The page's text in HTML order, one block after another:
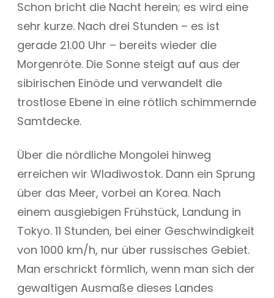
Schon bricht die Nacht herein; es wird eine
sehr kurze. Nach drei Stunden – es ist
gerade 21.00 Uhr – bereits wieder die
Morgenröte. Die Sonne steigt auf aus der
sibirischen Einöde und verwandelt die
trostlose Ebene in eine rötlich schimmernde
Samtdecke.
Über die nördliche Mongolei hinweg
erreichen wir Wladiwostok. Dann ein Sprung
über das Meer, vorbei an Korea. Nach
einem ausgiebigen Frühstück, Landung in
Tokyo. 11 Stunden, bei einer Geschwindigkeit
von 1000 km/h, nur über russisches Gebiet.
Man erschrickt förmlich, wenn man sich der
gewaltigen Ausmaße dieses Landes